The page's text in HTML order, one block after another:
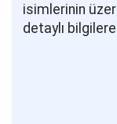
isimlerinin
detaylı